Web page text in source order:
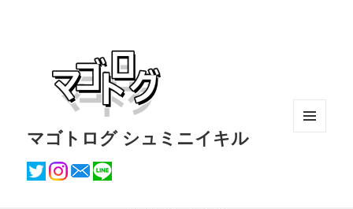
マゴトログ シュミニイキル